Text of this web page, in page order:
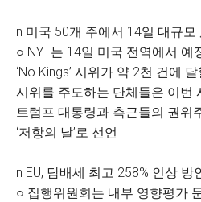
n 미국 50개 주에서 14일 대규
○ NYT는 14일 미국 전역에서 예
‘No Kings’ 시위가 약 2천 건에
시위를 주도하는 단체들은 이번
트럼프 대통령과 측근들의 권위
‘저항의 날’로 선언
n EU, 담배세 최고 258% 인상 방
○ 집행위원회는 내부 영향평가